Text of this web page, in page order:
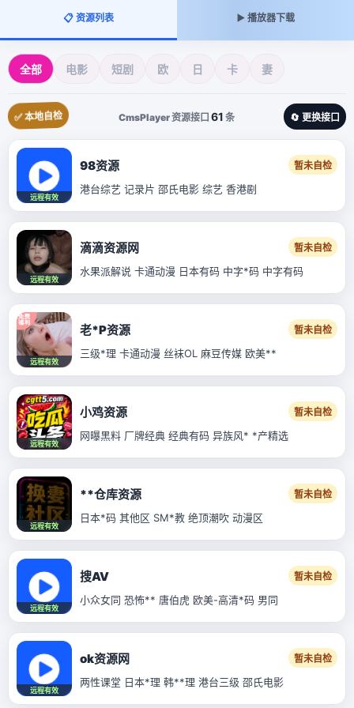
📋 资源列表 ▶️ 播放器下载
全部 电影 短剧 欧 日 卡 妻
✅ 本地自检 CmsPlayer 资源接口 61 条 🔄 更换接口
远程有效
98资源 暂未自检
港台综艺 记录片 邵氏电影 综艺 香港剧
远程有效
滴滴资源网 暂未自检
水果派解说 卡通动漫 日本有码 中字*码 中字有码
远程有效
老*P资源 暂未自检
三级*理 卡通动漫 丝袜OL 麻豆传媒 欧美**
远程有效
小鸡资源 暂未自检
网曝黑料 厂牌经典 经典有码 异族风* *产精选
远程有效
**仓库资源 暂未自检
日本*码 其他区 SM*教 绝顶潮吹 动漫区
远程有效
搜AV 暂未自检
小众女同 恐怖** 唐伯虎 欧美-高清*码 男同
远程有效
ok资源网 暂未自检
两性课堂 日本*理 韩**理 港台三级 邵氏电影